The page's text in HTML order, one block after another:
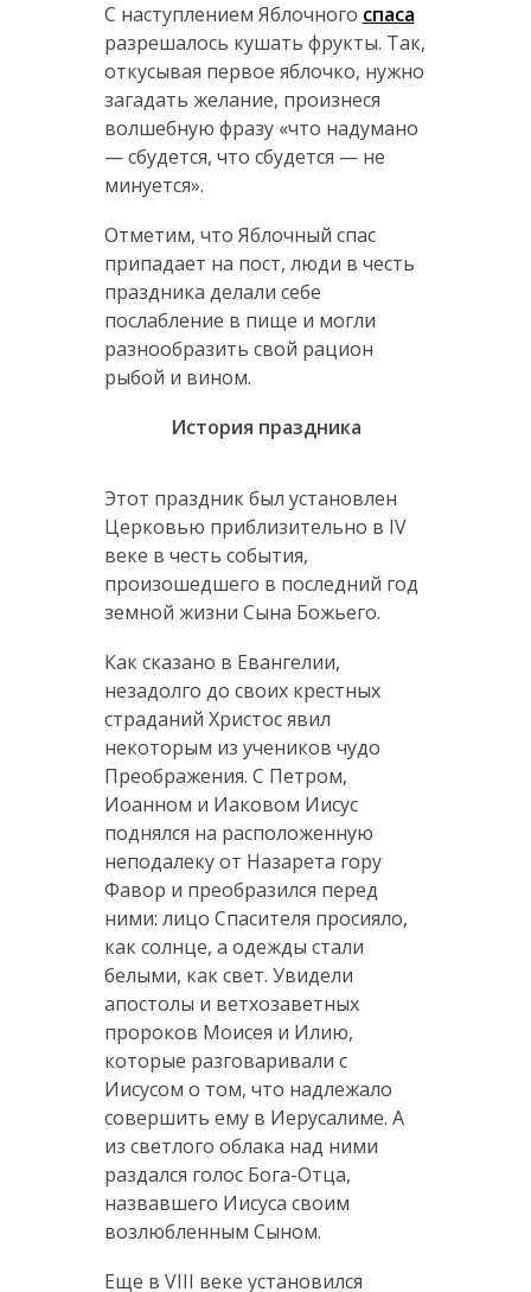
С наступлением Яблочного спаса
разрешалось кушать фрукты. Так,
откусывая первое яблочко, нужно
загадать желание, произнеся
волшебную фразу «что надумано
— сбудется, что сбудется — не
минуется».
Отметим, что Яблочный спас
припадает на пост, люди в честь
праздника делали себе
послабление в пище и могли
разнообразить свой рацион
рыбой и вином.
История праздника
Этот праздник был установлен
Церковью приблизительно в IV
веке в честь события,
произошедшего в последний год
земной жизни Сына Божьего.
Как сказано в Евангелии,
незадолго до своих крестных
страданий Христос явил
некоторым из учеников чудо
Преображения. С Петром,
Иоанном и Иаковом Иисус
поднялся на расположенную
неподалеку от Назарета гору
Фавор и преобразился перед
ними: лицо Спасителя просияло,
как солнце, а одежды стали
белыми, как свет. Увидели
апостолы и ветхозаветных
пророков Моисея и Илию,
которые разговаривали с
Иисусом о том, что надлежало
совершить ему в Иерусалиме. А
из светлого облака над ними
раздался голос Бога-Отца,
назвавшего Иисуса своим
возлюбленным Сыном.
Еще в VIII веке установился